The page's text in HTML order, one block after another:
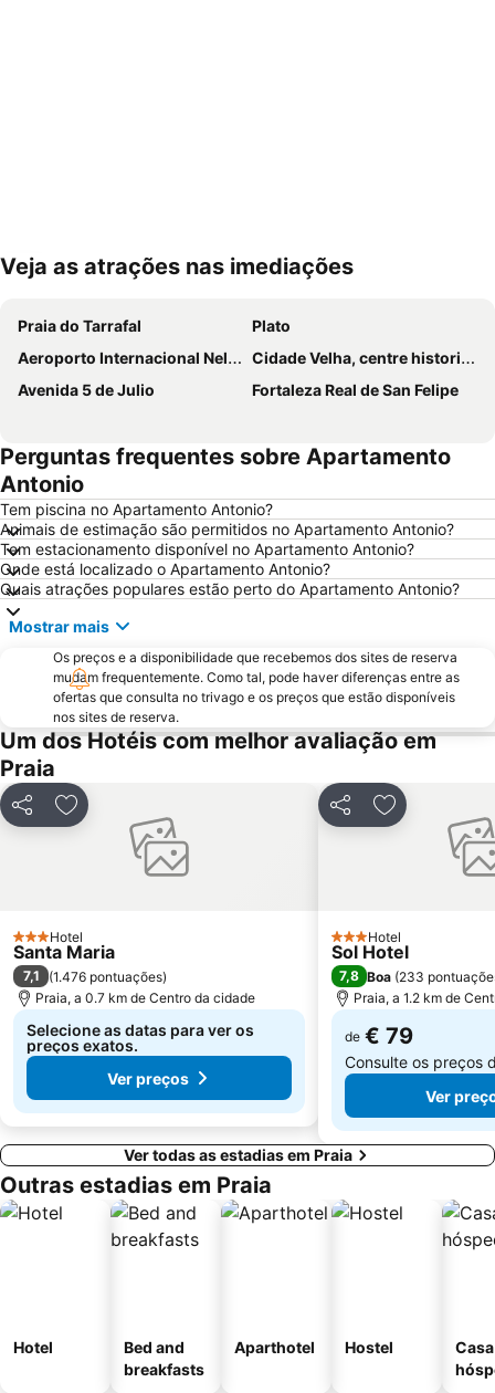
Ampliar mapa
Veja as atrações nas imediações
Praia do Tarrafal
Plato
Aeroporto Internacional Nelson Mandela
Cidade Velha, centre historique de Ribeira Grande
Avenida 5 de Julio
Fortaleza Real de San Felipe
Perguntas frequentes sobre Apartamento
Antonio
Tem piscina no Apartamento Antonio?
Animais de estimação são permitidos no Apartamento Antonio?
Tem estacionamento disponível no Apartamento Antonio?
Onde está localizado o Apartamento Antonio?
Quais atrações populares estão perto do Apartamento Antonio?
Mostrar mais
Os preços e a disponibilidade que recebemos dos sites de reserva
mudam frequentemente. Como tal, pode haver diferenças entre as
ofertas que consulta no trivago e os preços que estão disponíveis
nos sites de reserva.
Um dos Hotéis com melhor avaliação em
Praia
PartilharAdicionar aos favoritos
3 Estrelas
Hotel
Santa Maria
7,1 (1.476 pontuações)
Praia, a 0.7 km de Centro da cidade
Selecione as datas para ver os
preços exatos.
Ver preços
PartilharAdicionar
3 Estrelas
Hotel
Sol Hotel
7,8 Boa (233
Praia, a 1.2 km de
de € 79
Consulte os preços
Ver
Ver todas as estadias em Praia
Outras estadias em Praia
Hotel
Bed and
breakfasts
Aparthotel Hostel